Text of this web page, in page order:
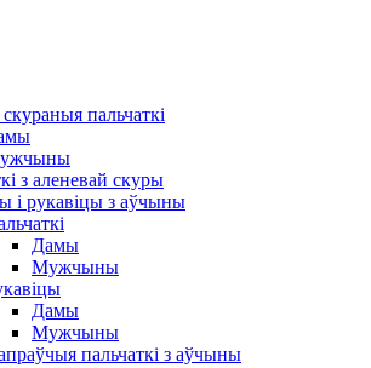
пальчаткі
з аленевай скуры
і рукавіцы з аўчыны
Дамы
Мужчыны
Дамы
Мужчыны
пальчаткі з аўчыны